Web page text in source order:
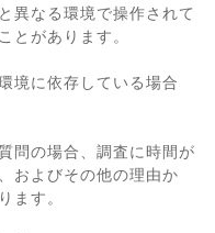
異なる環境で操作されて
とがあります。
境に依存している場合
問の場合、調査に時間が
およびその他の理由か
ます。